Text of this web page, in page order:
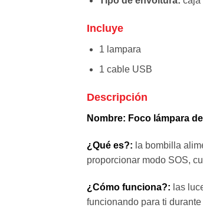
Incluye
1 lampara
1 cable USB
Descripción
Nombre: Foco lámpara
¿Qué es?: la bombilla
proporcionar modo SOS,
¿Cómo funciona?: las
funcionando para ti